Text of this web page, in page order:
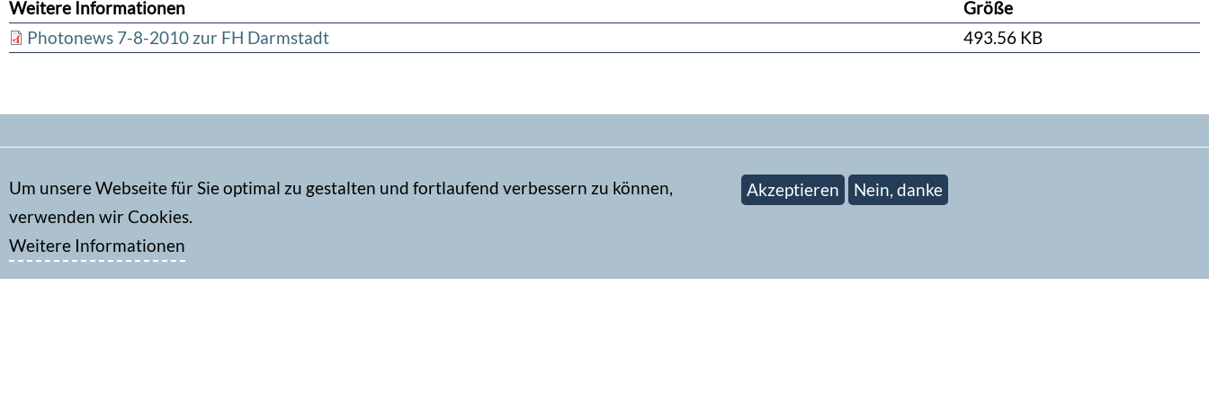
Weitere Informationen
Größe
Photonews 7-8-2010 zur FH Darmstadt
493.56 KB
Secondary
menu
Kontakt
Impressum
Datenschutz
Newsletter abonnieren
Um unsere Webseite für Sie optimal zu gestalten und fortlaufend verbessern zu können,
verwenden wir Cookies.
Weitere Informationen
Akzeptieren Nein, danke